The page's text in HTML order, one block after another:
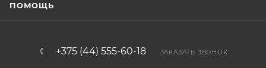
ПОМОЩЬ
+375 (44) 555-60-18 ЗАКАЗАТЬ ЗВОНОК